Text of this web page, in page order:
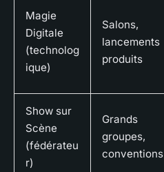
Magie
Digitale
(technolog
ique)
Salons,
lancements
produits
Show sur
Scène
(fédérateu
r)
Grands
groupes,
conventions